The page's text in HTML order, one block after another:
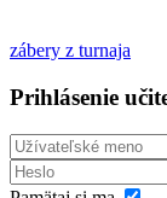
zábery z turnaja
Prihlásenie